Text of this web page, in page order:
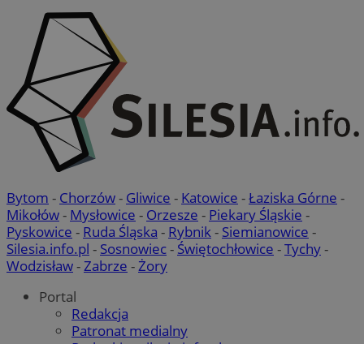
Bytom - Chorzów- Gliwice - Katowice -Łaziska Górne -
Mikołów- Mysłowice - Orzesze - Piekary Śląskie -
Pyskowice - Ruda Śląska - Rybnik- Siemianowice -
Silesia.info.pl - Sosnowiec- Świętochłowice -Tychy-
Wodzisław-Zabrze -Żory
Portal
Redakcja
Patronat medialny
suid
.simpli.fi
INGRESSCOOKIE
Policy